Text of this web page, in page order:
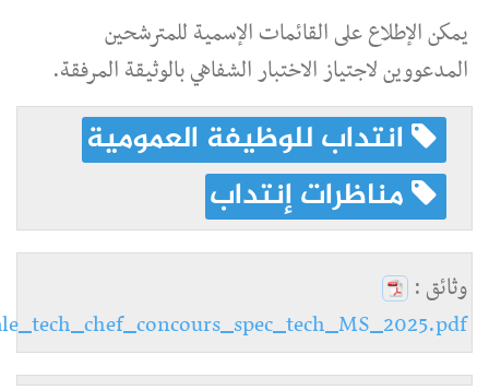
يمكن الإطلاع على القائمات الإسمية للمترشحين
المدعووين لاجتياز الاختبار الشفاهي بالوثيقة المرفقة.
انتداب للوظيفة العمومية
مناظرات إنتداب
وثائق :